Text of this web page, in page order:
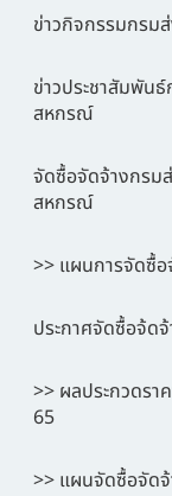
ข่าวกิจกรรมกรม
ข่าวประชาสัมพัน
สหกรณ์
จัดซื้อจัดจ้างกรม
สหกรณ์
>> แผนการจัดซื้
ประกาศจัดซื้อจ้ด
>> ผลประกวดรา
65
>> แผนจัดซื้อจัด